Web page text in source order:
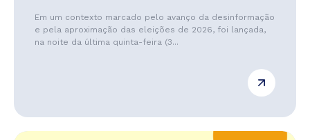
Em um contexto marcado pelo avanço da desinformação
e pela aproximação das eleições de 2026, foi lançada,
na noite da última quinta-feira (3...